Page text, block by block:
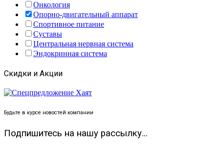
Онкология
Опорно-двигательный аппарат
Спортивное питание
Суставы
Центральная нервная система
Эндокринная система
Скидки и Акции
Будьте в курсе новостей компании
Подпишитесь на нашу рассылку...